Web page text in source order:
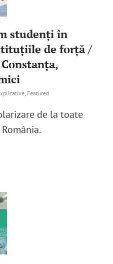
studenți în
de forță /
Featured
de la toate